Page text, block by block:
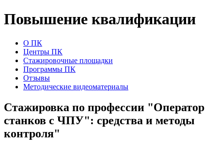
Повышение квалификации
О ПК
Центры ПК
Стажировочные площадки
Программы ПК
Отзывы
Методические видеоматериалы
Стажировка по профессии "Оператор
станков с ЧПУ": средства и методы
контроля"